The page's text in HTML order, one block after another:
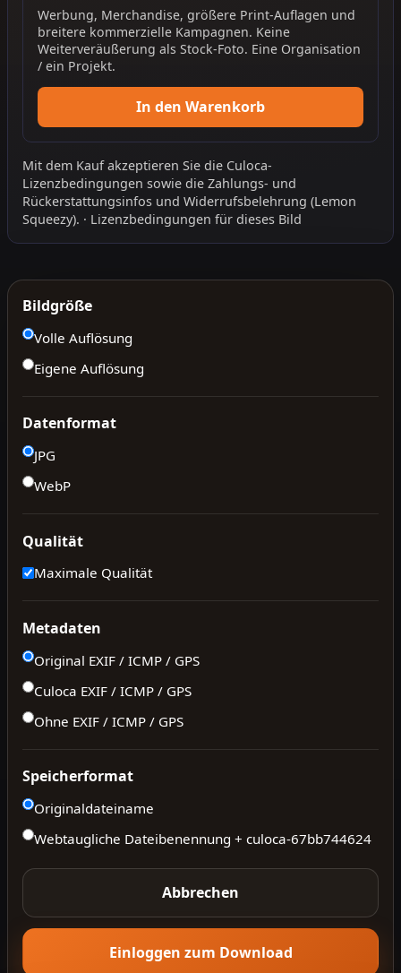
Werbung, Merchandise, größere Print-Auflagen und
breitere kommerzielle Kampagnen. Keine
Weiterveräußerung als Stock-Foto. Eine Organisation
/ ein Projekt.
In den Warenkorb
Mit dem Kauf akzeptieren Sie die Culoca-
Lizenzbedingungen sowie die Zahlungs- und
Rückerstattungsinfos und Widerrufsbelehrung (Lemon
Squeezy). · Lizenzbedingungen für dieses Bild
Bildgröße
Volle Auflösung
Eigene Auflösung
Datenformat
JPG
WebP
Qualität
Maximale Qualität
Metadaten
Original EXIF / ICMP / GPS
Culoca EXIF / ICMP / GPS
Ohne EXIF / ICMP / GPS
Speicherformat
Originaldateiname
Webtaugliche Dateibenennung + culoca-67bb744624
Abbrechen
Einloggen zum Download